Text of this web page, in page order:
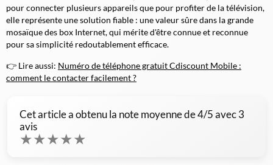
pour connecter plusieurs appareils que pour profiter de la télévision,
elle représente une solution fiable : une valeur sûre dans la grande
mosaïque des box Internet, qui mérite d'être connue et reconnue
pour sa simplicité redoutablement efficace.
👉 Lire aussi: Numéro de téléphone gratuit Cdiscount Mobile :
comment le contacter facilement ?
Cet article a obtenu la note moyenne de4/5 avec3
avis
★★★★★